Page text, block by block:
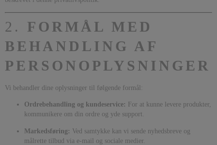
2. FORMÅL MED
BEHANDLING AF
PERSONOPLYSNINGER
Vi behandler dine oplysninger til følgende formål:
Ordrebehandling og kundeservice: For at kunne levere produkter,
kommunikere om din ordre og yde support.
Markedsføring: Ved samtykke kan vi sende nyhedsbreve og
målrette tilbud via e-mail og sociale medier.